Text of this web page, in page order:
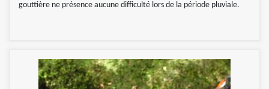
gouttière ne présence aucune difficulté lors de la période pluviale.